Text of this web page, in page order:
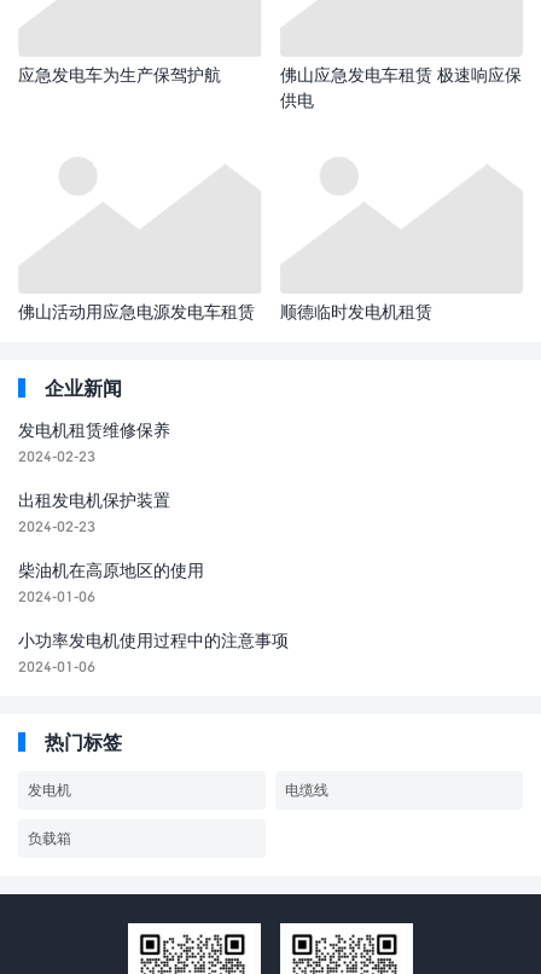
应急发电车为生产保驾护航
佛山应急发电车租赁 极速响应保
供电
佛山活动用应急电源发电车租赁 顺德临时发电机租赁
企业新闻
发电机租赁维修保养
2024-02-23
出租发电机保护装置
2024-02-23
柴油机在高原地区的使用
2024-01-06
小功率发电机使用过程中的注意事项
2024-01-06
热门标签
发电机 电缆线
负载箱